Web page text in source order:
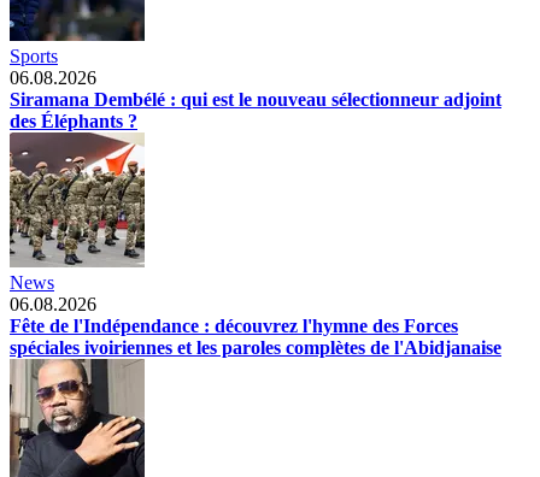
Sports
06.08.2026
Siramana Dembélé : qui est le nouveau sélectionneur adjoint
des Éléphants ?
News
06.08.2026
Fête de l'Indépendance : découvrez l'hymne des Forces
spéciales ivoiriennes et les paroles complètes de l'Abidjanaise